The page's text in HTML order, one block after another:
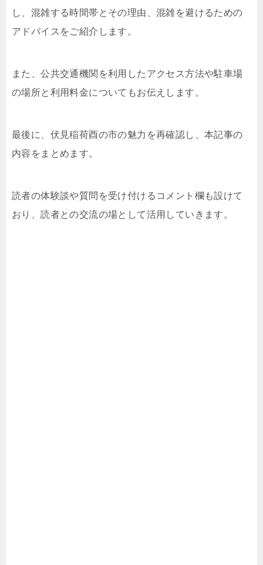
し、混雑する時間帯とその理由、混雑を避けるための
アドバイスをご紹介します。
また、公共交通機関を利用したアクセス方法や駐車場
の場所と利用料金についてもお伝えします。
最後に、伏見稲荷酉の市の魅力を再確認し、本記事の
内容をまとめます。
読者の体験談や質問を受け付けるコメント欄も設けて
おり、読者との交流の場として活用していきます。